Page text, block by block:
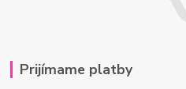
Prijímame platby